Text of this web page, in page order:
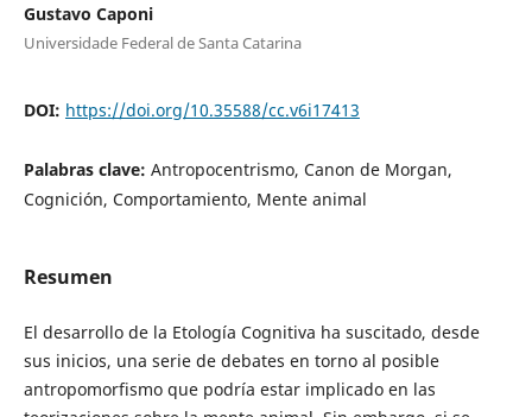
Gustavo Caponi
Universidade Federal de Santa Catarina
DOI: https://doi.org/10.35588/cc.v6i17413
Palabras clave: Antropocentrismo, Canon de Morgan,
Cognición, Comportamiento, Mente animal
Resumen
El desarrollo de la Etología Cognitiva ha suscitado, desde
sus inicios, una serie de debates en torno al posible
antropomorfismo que podría estar implicado en las